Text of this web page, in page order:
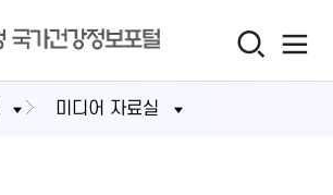
미디어 자료실